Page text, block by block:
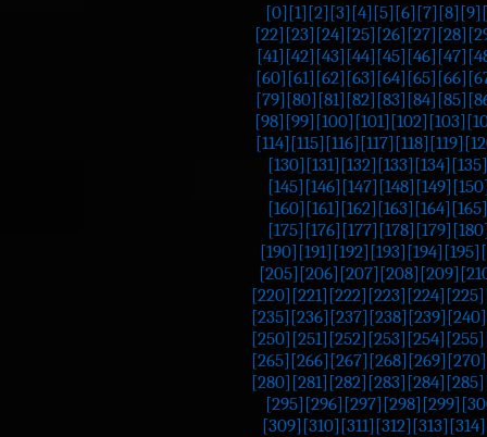
[0] [1] [2] [3] [4] [5] [6] [7] [8] [9]
[22] [23] [24] [25] [26] [27] [28]
[41] [42] [43] [44] [45] [46] [47]
[60] [61] [62] [63] [64] [65] [66]
[79] [80] [81] [82] [83] [84] [85]
[98] [99] [100] [101] [102] [103]
[114] [115] [116] [117] [118] [119]
[130] [131] [132] [133] [134] [135]
[145] [146] [147] [148] [149]
[160] [161] [162] [163] [164] [165]
[175] [176] [177] [178] [179]
[190] [191] [192] [193] [194] [195]
[205] [206] [207] [208] [209]
[220] [221] [222] [223] [224] [225]
[235] [236] [237] [238] [239] [240]
[250] [251] [252] [253] [254] [255]
[265] [266] [267] [268] [269] [270]
[280] [281] [282] [283] [284] [285]
[295] [296] [297] [298] [299]
[309] [310] [311] [312] [313] [314]